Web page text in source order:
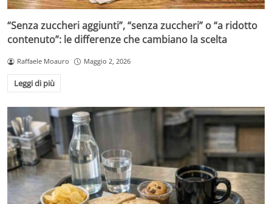
“Senza zuccheri aggiunti”, “senza zuccheri” o “a ridotto
contenuto”: le differenze che cambiano la scelta
Raffaele Moauro Maggio 2, 2026
Leggi di più